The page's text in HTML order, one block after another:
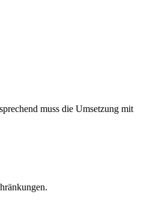
muss die Umsetzung mit